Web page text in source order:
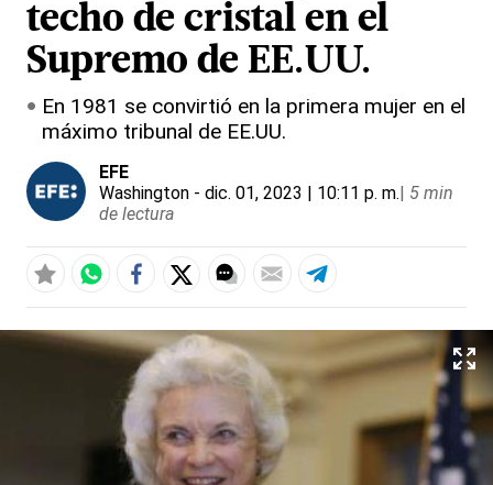
techo de cristal en el
Supremo de EE.UU.
En 1981 se convirtió en la primera mujer en el
máximo tribunal de EE.UU.
EFE
Washington - dic. 01, 2023 | 10:11 p. m.| 5 min
de lectura